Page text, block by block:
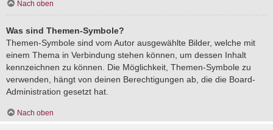
Nach oben
Was sind Themen-Symbole?
Themen-Symbole sind vom Autor ausgewählte Bilder, welche mit
einem Thema in Verbindung stehen können, um dessen Inhalt
kennzeichnen zu können. Die Möglichkeit, Themen-Symbole zu
verwenden, hängt von deinen Berechtigungen ab, die die Board-
Administration gesetzt hat.
Nach oben